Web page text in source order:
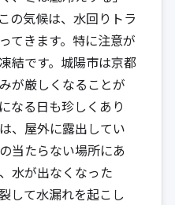
の気候は、水回りトラ
てきます。特に注意が
結です。城陽市は京都
が厳しくなることが
なる日も珍しくあり
、屋外に露出してい
当たらない場所にあ
水が出なくなった
して水漏れを起こし